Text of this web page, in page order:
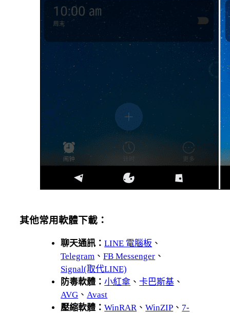
其他常用軟體下載：
聊天通訊：LINE 電腦板 、
Telegram 、FB Messenger 、
Signal(取代LINE)
防毒軟體：小紅傘 、卡巴斯基 、
AVG 、 Avast
壓縮軟體：WinRAR 、WinZIP 、 7-